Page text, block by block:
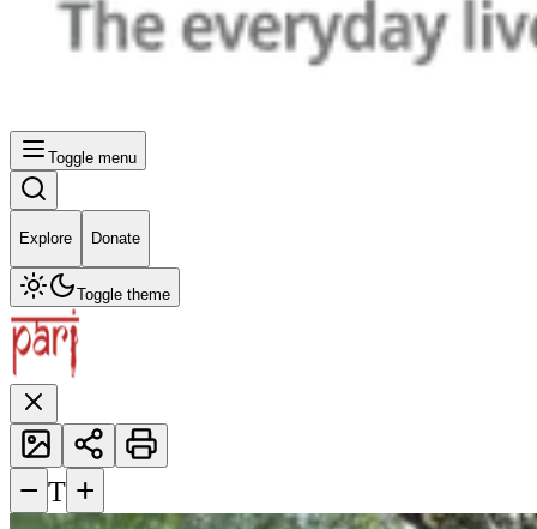
Toggle menu
Explore Donate
Toggle theme
− T +